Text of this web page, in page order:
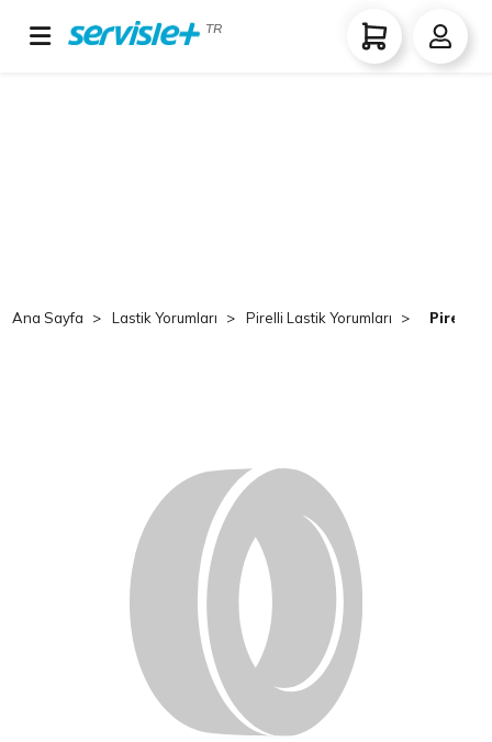
TR
Ana Sayfa Lastik Yorumları Pirelli Lastik Yorumları Pirelli